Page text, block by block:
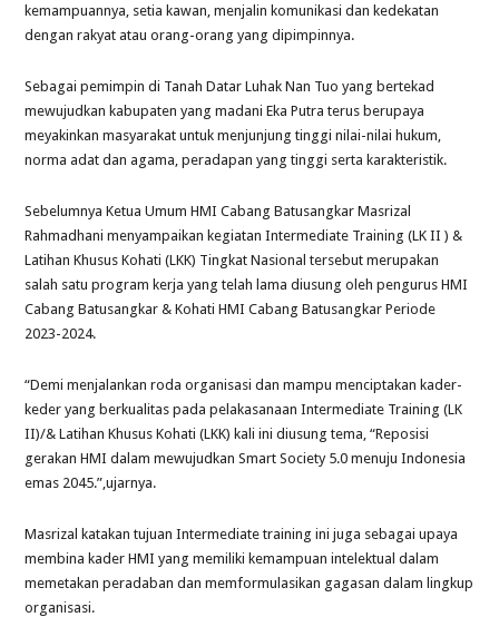
kemampuannya, setia kawan, menjalin komunikasi dan kedekatan
dengan rakyat atau orang-orang yang dipimpinnya.
Sebagai pemimpin di Tanah Datar Luhak Nan Tuo yang bertekad
mewujudkan kabupaten yang madani Eka Putra terus berupaya
meyakinkan masyarakat untuk menjunjung tinggi nilai-nilai hukum,
norma adat dan agama, peradapan yang tinggi serta karakteristik.
Sebelumnya Ketua Umum HMI Cabang Batusangkar Masrizal
Rahmadhani menyampaikan kegiatan Intermediate Training (LK II ) &
Latihan Khusus Kohati (LKK) Tingkat Nasional tersebut merupakan
salah satu program kerja yang telah lama diusung oleh pengurus HMI
Cabang Batusangkar & Kohati HMI Cabang Batusangkar Periode
2023-2024.
“Demi menjalankan roda organisasi dan mampu menciptakan kader-
keder yang berkualitas pada pelakasanaan Intermediate Training (LK
II)/& Latihan Khusus Kohati (LKK) kali ini diusung tema, “Reposisi
gerakan HMI dalam mewujudkan Smart Society 5.0 menuju Indonesia
emas 2045.”,ujarnya.
Masrizal katakan tujuan Intermediate training ini juga sebagai upaya
membina kader HMI yang memiliki kemampuan intelektual dalam
memetakan peradaban dan memformulasikan gagasan dalam lingkup
organisasi.